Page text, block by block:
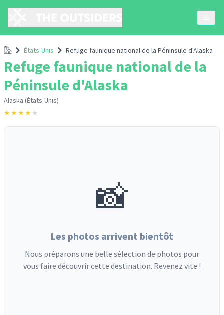
AccueilÉtats-Unis Refuge faunique national de la Péninsule d'Alaska
Refuge faunique national de la
Péninsule d'Alaska
Alaska (États-Unis)
★★★★ ★
📸
Les photos arrivent bientôt
Nous préparons une belle sélection de photos pour
vous faire découvrir cette destination. Revenez vite !